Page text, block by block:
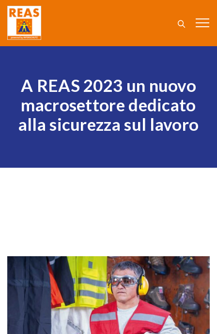
A REAS 2023 un nuovo
macrosettore dedicato
alla sicurezza sul lavoro